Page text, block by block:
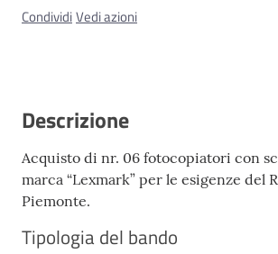
CondividiVedi azioni
Descrizione
Acquisto di nr. 06 fotocopiatori con
marca “Lexmark” per le esigenze del
Piemonte.
Tipologia del bando